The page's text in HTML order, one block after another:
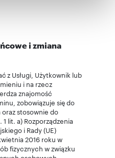
i zmiana
z Usługi, Użytkownik lub
i na rzecz
znajomość
zobowiązuje się do
stosownie do
lit. a) Rozporządzenia
i Rady (UE)
2016 roku w
fizycznych w związku